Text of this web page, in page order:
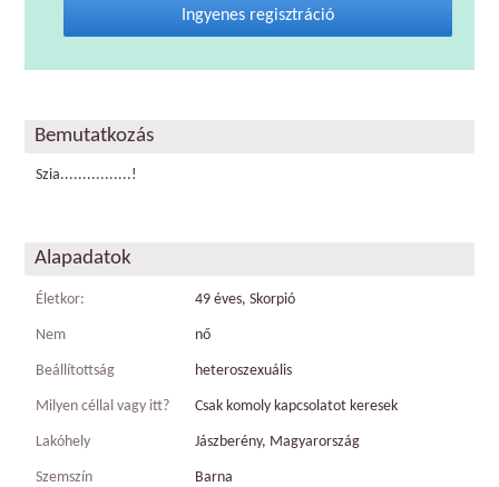
Ingyenes regisztráció
Bemutatkozás
Szia................!
Alapadatok
Életkor: 49 éves, Skorpió
Nem nő
Beállítottság heteroszexuális
Milyen céllal vagy itt? Csak komoly kapcsolatot keresek
Lakóhely Jászberény, Magyarország
Szemszín Barna